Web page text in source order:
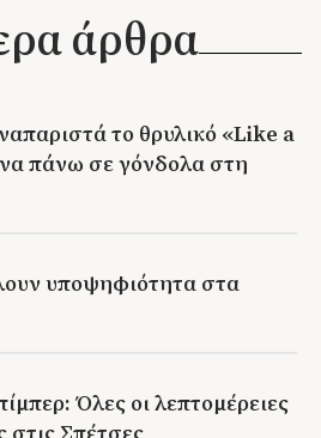
άρθρα
το θρυλικό «Like a
πάνω σε γόνδολα στη
υποψηφιότητα στα
Όλες οι λεπτομέρειες